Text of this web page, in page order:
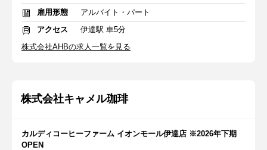
雇用形態
アルバイト・パート
アクセス
伊達駅 車5分
株式会社AHBの求人一覧を見る
株式会社キャメル珈琲
カルディコーヒーファーム イオンモール伊達店 ※2026年下期
OPEN